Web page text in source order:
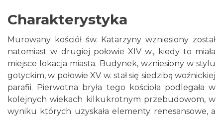
Charakterystyka
Murowany kościół św. Katarzyny wzniesiony został
natomiast w drugiej połowie XIV w., kiedy to miała
miejsce lokacja miasta. Budynek, wzniesiony w stylu
gotyckim, w połowie XV w. stał się siedzibą woźnickiej
parafii. Pierwotna bryła tego kościoła podlegała w
kolejnych wiekach kilkukrotnym przebudowom, w
wyniku których uzyskała elementy renesansowe, a